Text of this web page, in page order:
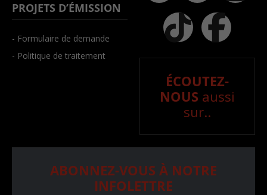
PROJETS D’ÉMISSION
- Formulaire de demande
- Politique de traitement
ÉCOUTEZ-
NOUS aussi
sur..
ABONNEZ-VOUS À NOTRE
INFOLETTRE